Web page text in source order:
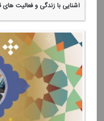
آشنایی با زندگی و فعالیت